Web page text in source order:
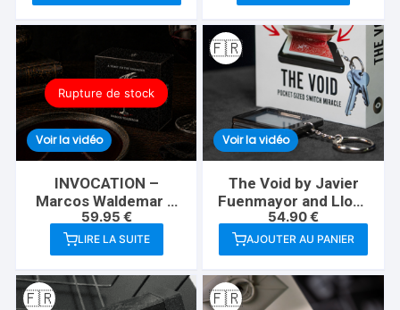
Rupture de stock
Voir la vidéo
INVOCATION –
Marcos Waldemar &
Invisible Compass
59.95 €
LIRE LA SUITE
🇫🇷
Voir la vidéo
The Void by Javier
Fuenmayor and Lloyd
Barnes
54.90€
AJOUTER AU PANIER
🇫🇷 🇫🇷